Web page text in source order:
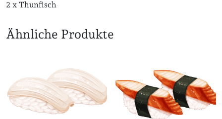
2 x Thunfisch
Ähnliche Produkte